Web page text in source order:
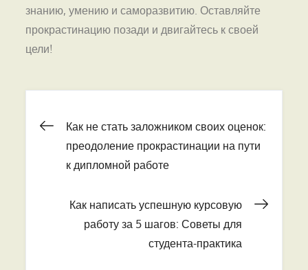
знанию, умению и саморазвитию. Оставляйте
прокрастинацию позади и двигайтесь к своей
цели!
Навигация
по
записям
Как не стать заложником своих оценок:
преодоление прокрастинации на пути
к дипломной работе
Как написать успешную курсовую
работу за 5 шагов: Советы для
студента-практика